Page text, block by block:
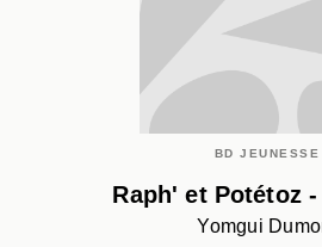
BD JEUNESSE
Raph' et Potétoz -
Yomgui